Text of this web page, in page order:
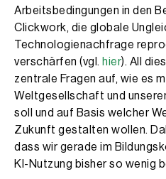
Arbeitsbedingungen in den
Clickwork, die globale
Technologienachfrage
verschärfen (vgl. hier). All
zentrale Fragen auf, wie es
Weltgesellschaft und
soll und auf Basis welcher
Zukunft gestalten wollen.
dass wir gerade im
KI-Nutzung bisher so wenig